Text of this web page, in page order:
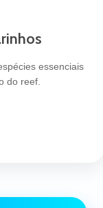
essenciais
do reef.